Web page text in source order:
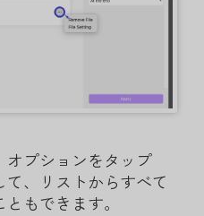
オプションをタップ
て、リストからすべて
もできます。